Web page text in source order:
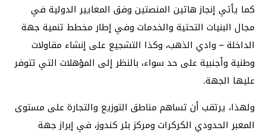
كما يأتي إنجاز هاتين المنصتين وفق المعايير الدولية في
مجال البنيات التحتية والخدمات وفي إطار مخطط تنمية جهة
الداخلة – وادي الذهب، وكذا التشجيع على إنشاء مقاولات
وطنية وأجنبية على حد سواء، بالنظر إلى المؤهلات التي تتوفر
عليها الجهة.
ولهذا، يرتقب أن تساهم مناطق التوزيع والتجارة على مستوى
المعبر الحدودي الكركرات ومركز بئر كندوز، في إبراز جهة